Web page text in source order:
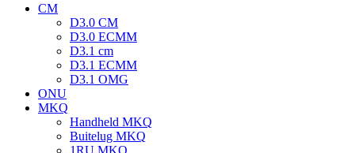
CM
D3.0 CM
D3.0 ECMM
D3.1 cm
D3.1 ECMM
D3.1 OMG
ONU
MKQ
Handheld MKQ
Buitelug MKQ
1RU MKQ